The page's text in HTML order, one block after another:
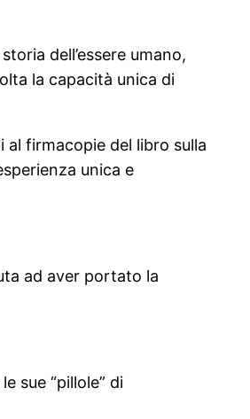
dell’essere umano,
la capacità unica di
al firmacopie del libro sulla
unica e
ad aver portato la
sue “pillole” di